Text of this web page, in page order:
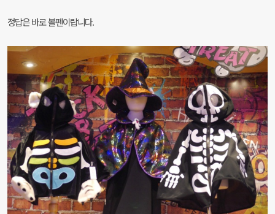
정답은 바로 볼펜이랍니다.